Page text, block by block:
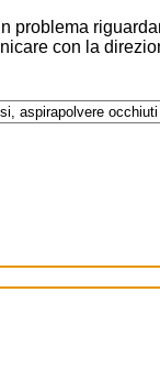
problema
con la